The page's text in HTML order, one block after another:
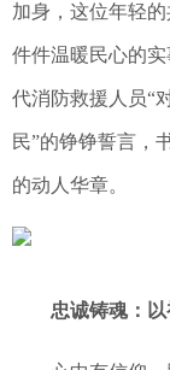
加身，这位年轻
件件温暖民心的
代消防救援人员“
民”的铮铮誓言，
的动人华章。
忠诚铸魂：